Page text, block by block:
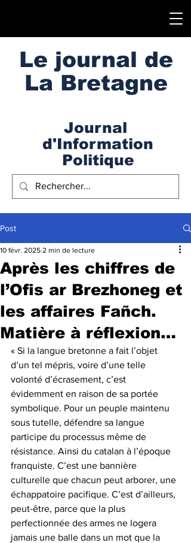
Le journal de
La Bretagne
Journal
d'Information
Politique
Post
Après les chiffres de
l’Ofis ar Brezhoneg et
les affaires Fañch.
Matière à réflexion…
10 févr. 2025 2 min de lecture
« Si la langue bretonne a fait l’objet
d’un tel mépris, voire d’une telle
volonté d’écrasement, c’est
évidemment en raison de sa portée
symbolique. Pour un peuple maintenu
sous tutelle, défendre sa langue
participe du processus même de
résistance. Ainsi du catalan à l’époque
franquiste. C’est une bannière
culturelle que chacun peut arborer, une
échappatoire pacifique. C’est d’ailleurs,
peut-être, parce que la plus
perfectionnée des armes ne logera
jamais une balle dans un mot que la